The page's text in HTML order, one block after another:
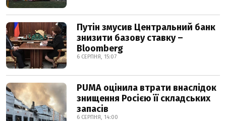
Путін змусив Центральний банк
знизити базову ставку –
Bloomberg
6 СЕРПНЯ, 15:07
PUMA оцінила втрати внаслідок
знищення Росією її складських
запасів
6 СЕРПНЯ, 14:00